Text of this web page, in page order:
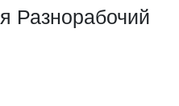
Разнорабочий